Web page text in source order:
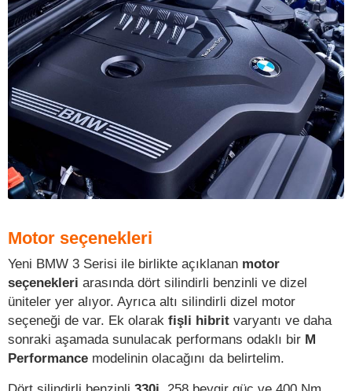
Motor seçenekleri
Yeni BMW 3 Serisi ile birlikte açıklanan motor
seçenekleri arasında dört silindirli benzinli ve dizel
üniteler yer alıyor. Ayrıca altı silindirli dizel motor
seçeneği de var. Ek olarak fişli hibrit varyantı ve daha
sonraki aşamada sunulacak performans odaklı bir M
Performance modelinin olacağını da belirtelim.